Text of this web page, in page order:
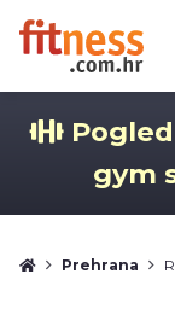
gym
Prehrana